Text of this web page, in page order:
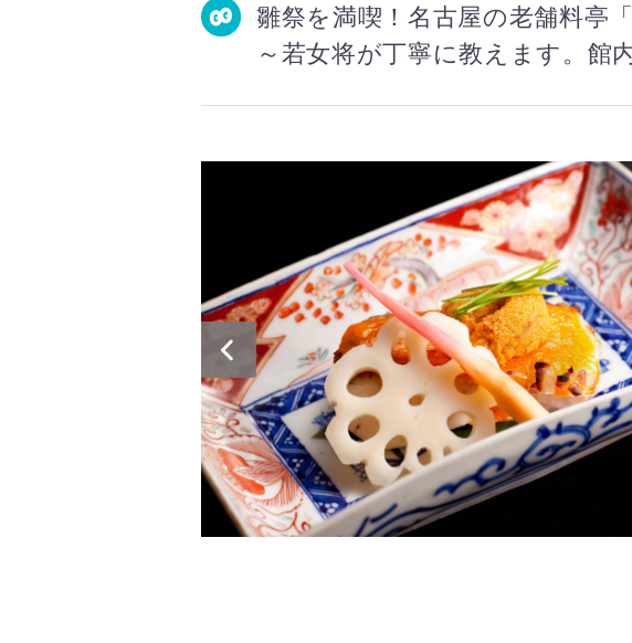
雛祭を満喫！名古屋の老舗料亭
～若女将が丁寧に教えます。館